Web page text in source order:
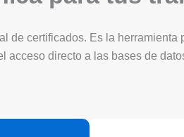
de certificados. Es la herramienta
directo a las bases de